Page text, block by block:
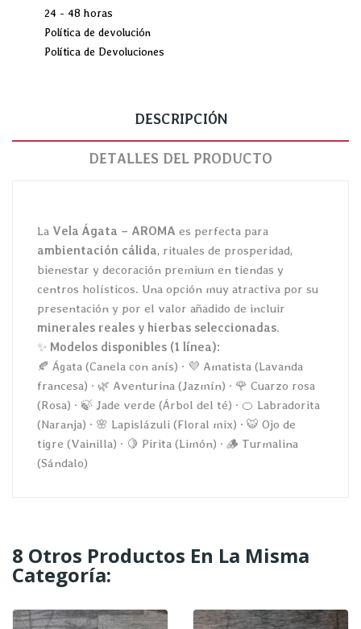
24 - 48 horas
Política de devolución
Política de Devoluciones
DESCRIPCIÓN
DETALLES DEL PRODUCTO
La Vela Ágata – AROMA es perfecta para
ambientación cálida, rituales de prosperidad,
bienestar y decoración premium en tiendas y
centros holísticos. Una opción muy atractiva por su
presentación y por el valor añadido de incluir
minerales reales y hierbas seleccionadas.
✨ Modelos disponibles (1 línea):
🍂 Ágata (Canela con anís) · 💜 Amatista (Lavanda
francesa) · 🌿 Aventurina (Jazmín) · 🌹 Cuarzo rosa
(Rosa) · 🍃 Jade verde (Árbol del té) · 🍊 Labradorita
(Naranja) · 🌸 Lapislázuli (Floral mix) · 🐯 Ojo de
tigre (Vainilla) · 🍋 Pirita (Limón) · 🪵 Turmalina
(Sándalo)
8 Otros Productos En La Misma
Categoría: